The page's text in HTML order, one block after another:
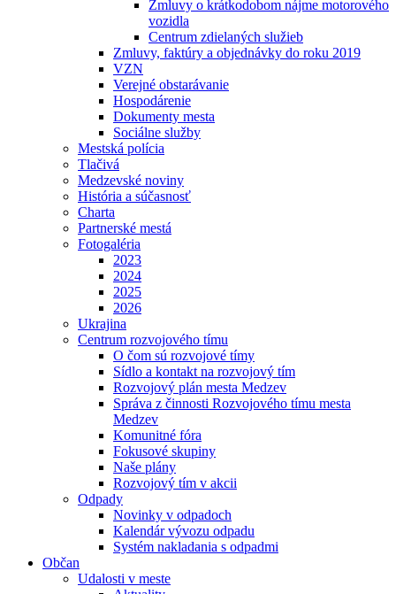
Zmluvy o krátkodobom nájme motorového
vozidla
Centrum zdielaných služieb
Zmluvy, faktúry a objednávky do roku 2019
VZN
Verejné obstarávanie
Hospodárenie
Dokumenty mesta
Sociálne služby
Mestská polícia
Tlačivá
Medzevské noviny
História a súčasnosť
Charta
Partnerské mestá
Fotogaléria
2023
2024
2025
2026
Ukrajina
Centrum rozvojového tímu
O čom sú rozvojové tímy
Sídlo a kontakt na rozvojový tím
Rozvojový plán mesta Medzev
Správa z činnosti Rozvojového tímu mesta
Medzev
Komunitné fóra
Fokusové skupiny
Naše plány
Rozvojový tím v akcii
Odpady
Novinky v odpadoch
Kalendár vývozu odpadu
Systém nakladania s odpadmi
Občan
Udalosti v meste